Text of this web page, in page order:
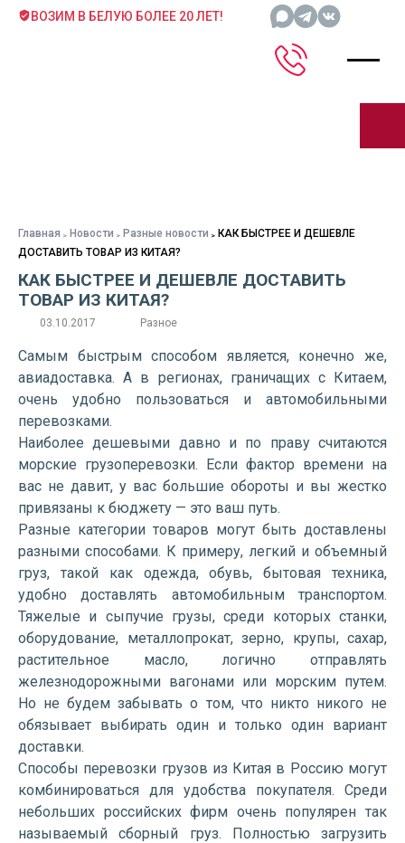
ВОЗИМ В БЕЛУЮ БОЛЕЕ 20 ЛЕТ!
Главная Новости Разные новости
КАК БЫСТРЕЕ И ДЕШЕВЛЕ
ДОСТАВИТЬ ТОВАР ИЗ КИТАЯ?
КАК БЫСТРЕЕ И ДЕШЕВЛЕ ДОСТАВИТЬ
ТОВАР ИЗ КИТАЯ?
03.10.2017 Разное
Самым быстрым способом является, конечно же,
авиадоставка. А в регионах, граничащих с Китаем,
очень удобно пользоваться и автомобильными
перевозками.
Наиболее дешевыми давно и по праву считаются
морские грузоперевозки. Если фактор времени на
вас не давит, у вас большие обороты и вы жестко
привязаны к бюджету — это ваш путь.
Разные категории товаров могут быть доставлены
разными способами. К примеру, легкий и объемный
груз, такой как одежда, обувь, бытовая техника,
удобно доставлять автомобильным транспортом.
Тяжелые и сыпучие грузы, среди которых станки,
оборудование, металлопрокат, зерно, крупы, сахар,
растительное масло, логично отправлять
железнодорожными вагонами или морским путем.
Но не будем забывать о том, что никто никого не
обязывает выбирать один и только один вариант
доставки.
Способы перевозки грузов из Китая в Россию могут
комбинироваться для удобства покупателя. Среди
небольших российских фирм очень популярен так
называемый сборный груз. Полностью загрузить